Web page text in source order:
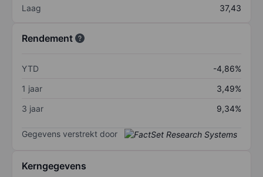
Laag
37,43
Rendement
YTD
-4,86%
1 jaar
3,49%
3 jaar
9,34%
Gegevens verstrekt door
Kerngegevens